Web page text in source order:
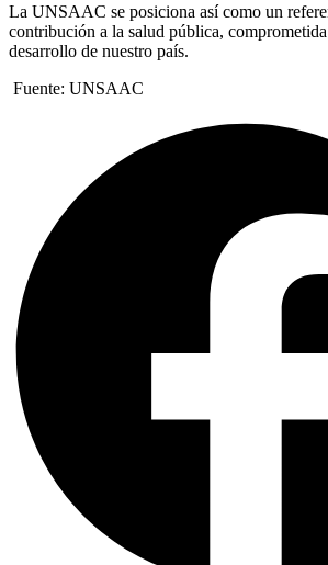
La UNSAAC se posiciona así como un
contribución a la salud pública,
desarrollo de nuestro país.
Fuente: UNSAAC